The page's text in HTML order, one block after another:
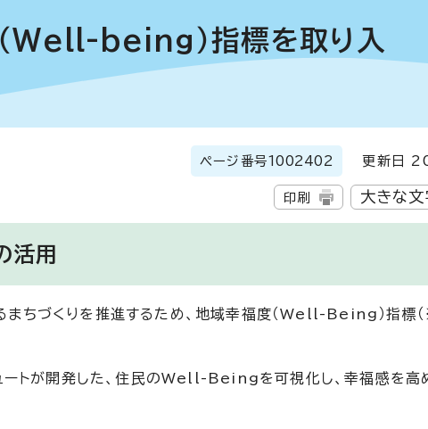
Well-being）指標を取り入
ページ番号1002402 更新日
印刷 大きな
活用
ちづくりを推進するため、地域幸福度（Well-Being）指標
ートが開発した、住民のWell-Beingを可視化し、幸福感を高